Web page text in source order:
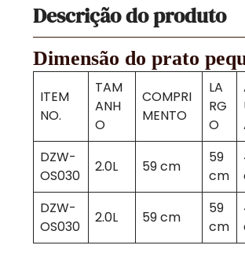
Descrição do produto
Dimensão do prato
ITEM
NO.
TAM
ANH
O
COMPRI
MENTO
LA
RG
O
DZW-
OS030
2.0L 59 cm
59
cm
DZW-
OS030
2.0L 59 cm
59
cm